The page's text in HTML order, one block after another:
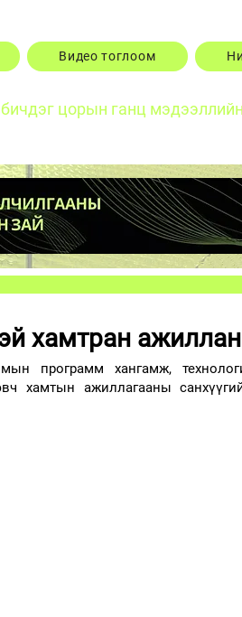
Видео тоглоом
цорын ганц
хамтран
программ хангамж,
хамтын ажиллагааны